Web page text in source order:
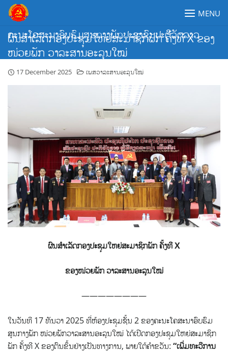
Skip
content
ຄະນະໂຄສະນາອົບຮົມສູນກາງພັກປະຊາຊົນປະຕິວັດລາວ
MENU
ຜົນສຳເລັດກອງປະຊຸມໃຫຍ່ສະມາຊິກພັກ ຄັ້ງທີ X ຂອງ
ໜ່ວຍພັກ ວາລະສານອະລຸນໃໝ່
17 December 2025 ເພສວາລະສານອະລຸນໃໝ່
ຜົນສຳເລັດກອງປະຊຸມໃຫຍ່ສະມາຊິກພັກ ຄັ້ງທີX
ຂອງໜ່ວຍພັກ ວາລະສານອະລຸນໃໝ່
————————
ໃນວັນທີ 17 ທັນວາ 2025 ທີ່ຫ້ອງປະຊຸມຊັ້ນ 2 ຂອງຄະນະໂຄສະນາອົບຮົມ
ສູນກາງພັກ ໜ່ວຍພັກວາລະສານອະລຸນໃໝ່ ໄດ້ເປີດກອງປະຊຸມໃຫຍ່ສະມາຊິກ
ພັກ ຄັ້ງທີ Xຂອງຕົນຂຶ້ນຢ່າງເປັນທາງການ, ​ພາຍ​ໃຕ້​ຄຳ​ຂວັນ: “ເພີ່ມທະວີການ​